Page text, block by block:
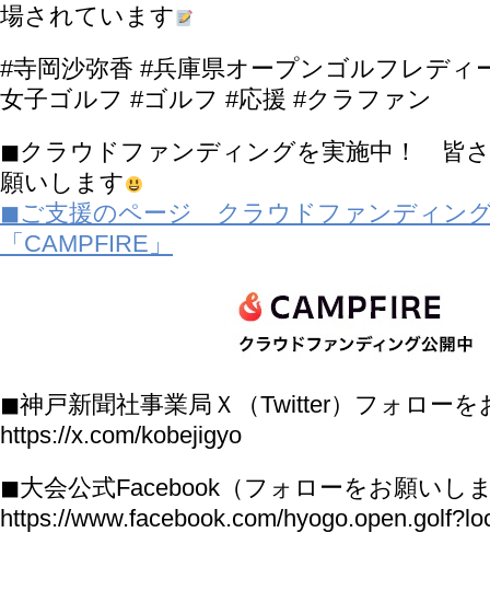
場されています
#寺岡沙弥香 #兵庫県オープンゴルフレディ
女子ゴルフ #ゴルフ #応援 #クラファン
◼︎クラウドファンディングを実施中！ 皆
願いします
◼︎ご支援のページ クラウドファンディン
「CAMPFIRE」
◼︎神戸新聞社事業局Ｘ（Twitter）フォロー
https://x.com/kobejigyo
◼︎大会公式Facebook（フォローをお願いし
https://www.facebook.com/